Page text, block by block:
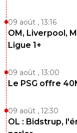
09 août , 13:16
OM, Liverpool,
Ligue 1+
09 août , 13:00
Le PSG offre
09 août , 12:30
OL : Bidstrup,